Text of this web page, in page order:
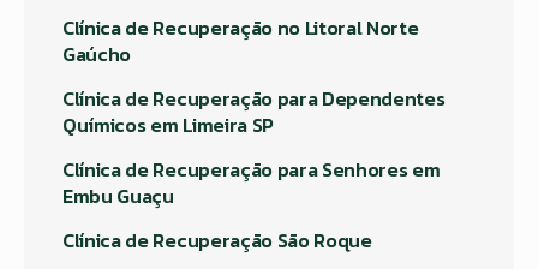
Clínica de Recuperação no Litoral Norte
Gaúcho
Clínica de Recuperação para Dependentes
Químicos em Limeira SP
Clínica de Recuperação para Senhores em
Embu Guaçu
Clínica de Recuperação São Roque